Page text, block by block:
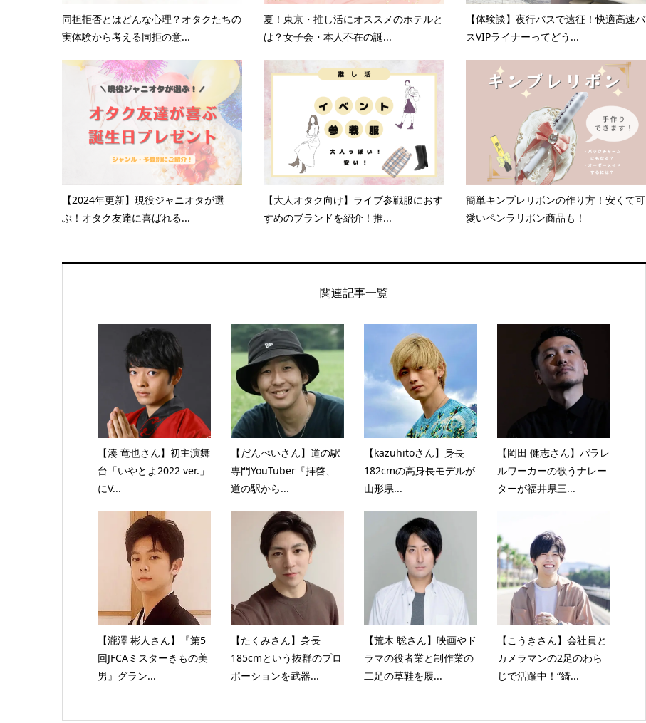
同担拒否とはどんな心理？オタクたちの
実体験から考える同拒の意...
夏！東京・推し活にオススメのホテルと
は？女子会・本人不在の誕...
【体験談】夜行バスで遠征！快適高速バ
スVIPライナーってどう...
【2024年更新】現役ジャニオタが選
ぶ！オタク友達に喜ばれる...
【大人オタク向け】ライブ参戦服におす
すめのブランドを紹介！推...
簡単キンブレリボンの作り方！安くて可
愛いペンラリボン商品も！
関連記事一覧
【湊 竜也さん】初主演舞
台「いやとよ2022 ver.」
にV...
【だんぺいさん】道の駅
専門YouTuber『拝啓、
道の駅から...
【kazuhitoさん】身長
182cmの高身長モデルが
山形県...
【岡田 健志さん】パラレ
ルワーカーの歌うナレー
ターが福井県三...
【瀧澤 彬人さん】『第5
回JFCAミスターきもの美
男』グラン...
【たくみさん】身長
185cmという抜群のプロ
ポーションを武器...
【荒木 聡さん】映画やド
ラマの役者業と制作業の
二足の草鞋を履...
【こうきさん】会社員と
カメラマンの2足のわら
じで活躍中！“綺...